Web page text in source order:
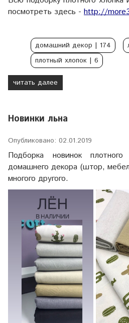
посмотреть здесь - http://
домашний декор | 174
плотный хлопок | 6
читать далее
Новинки льна
Опубликовано: 02.01.2019
Подборка новинок
домашнего декора (штор,
многого другого.